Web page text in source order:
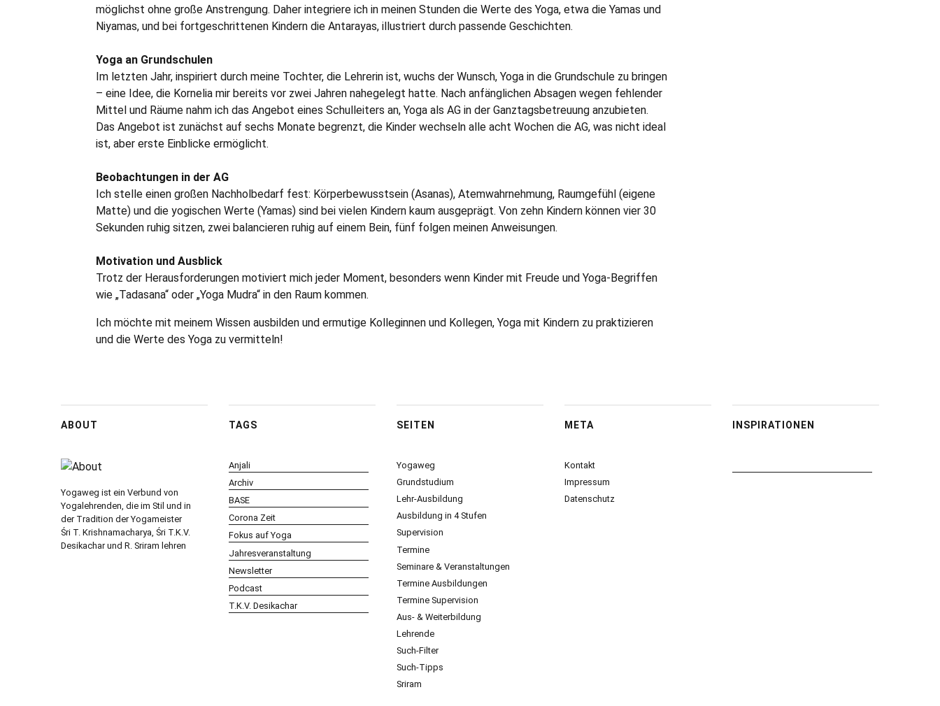
möglichst ohne große Anstrengung. Daher integriere ich in meinen Stunden die Werte des Yoga, etwa die Yamas und
Niyamas, und bei fortgeschrittenen Kindern die Antarayas, illustriert durch passende Geschichten.
Yoga an Grundschulen
Im letzten Jahr, inspiriert durch meine Tochter, die Lehrerin ist, wuchs der Wunsch, Yoga in die Grundschule zu bringen
– eine Idee, die Kornelia mir bereits vor zwei Jahren nahegelegt hatte. Nach anfänglichen Absagen wegen fehlender
Mittel und Räume nahm ich das Angebot eines Schulleiters an, Yoga als AG in der Ganztagsbetreuung anzubieten.
Das Angebot ist zunächst auf sechs Monate begrenzt, die Kinder wechseln alle acht Wochen die AG, was nicht ideal
ist, aber erste Einblicke ermöglicht.
Beobachtungen in der AG
Ich stelle einen großen Nachholbedarf fest: Körperbewusstsein (Asanas), Atemwahrnehmung, Raumgefühl (eigene
Matte) und die yogischen Werte (Yamas) sind bei vielen Kindern kaum ausgeprägt. Von zehn Kindern können vier 30
Sekunden ruhig sitzen, zwei balancieren ruhig auf einem Bein, fünf folgen meinen Anweisungen.
Motivation und Ausblick
Trotz der Herausforderungen motiviert mich jeder Moment, besonders wenn Kinder mit Freude und Yoga-Begriffen
wie „Tadasana“ oder „Yoga Mudra“ in den Raum kommen.
Ich möchte mit meinem Wissen ausbilden und ermutige Kolleginnen und Kollegen, Yoga mit Kindern zu praktizieren
und die Werte des Yoga zu vermitteln!
ABOUT
Yogaweg ist ein Verbund von
Yogalehrenden, die im Stil und in
der Tradition der Yogameister
Śri T. Krishnamacharya, Śri T.K.V.
Desikachar und R. Sriram lehren
TAGS
Anjali
Archiv
BASE
Corona Zeit
Fokus auf Yoga
Jahresveranstaltung
Newsletter
Podcast
T.K.V. Desikachar
SEITEN
Yogaweg
Grundstudium
Lehr-Ausbildung
Ausbildung in 4 Stufen
Supervision
Termine
Seminare & Veranstaltungen
Termine Ausbildungen
Termine Supervision
Aus- & Weiterbildung
Lehrende
Such-Filter
Such-Tipps
Sriram
META
Kontakt
Impressum
Datenschutz
INSPIRATIONEN